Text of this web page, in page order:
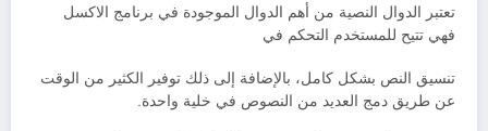
تعتبر الدوال النصية من أهم الدوال الموجودة في برنامج الاكسل
فهي تتيح للمستخدم التحكم في
تنسيق النص بشكل كامل، بالإضافة إلى ذلك توفير الكثير من الوقت
عن طريق دمج العديد من النصوص في خلية واحدة.